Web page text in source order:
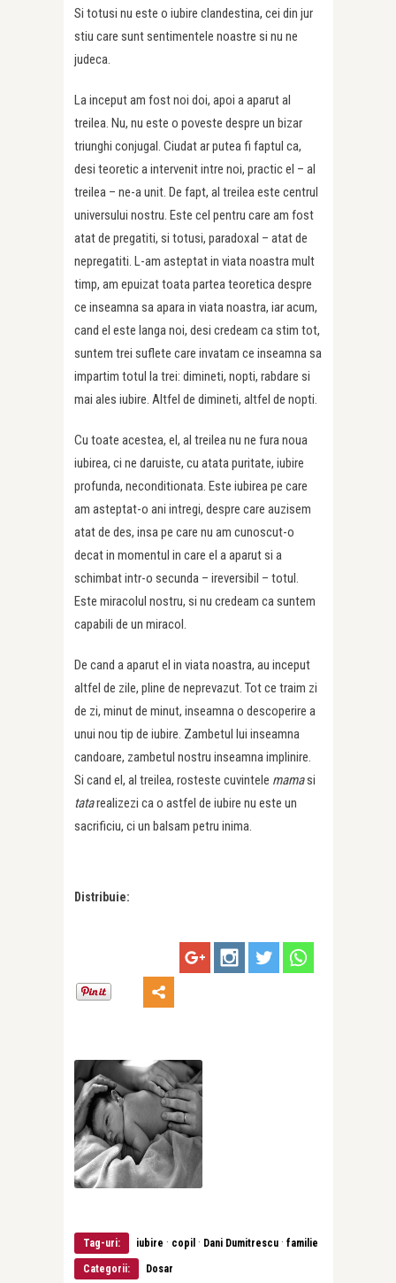
Si totusi nu este o iubire clandestina, cei din jur
stiu care sunt sentimentele noastre si nu ne
judeca.
La inceput am fost noi doi, apoi a aparut al
treilea. Nu, nu este o poveste despre un bizar
triunghi conjugal. Ciudat ar putea fi faptul ca,
desi teoretic a intervenit intre noi, practic el – al
treilea – ne-a unit. De fapt, al treilea este centrul
universului nostru. Este cel pentru care am fost
atat de pregatiti, si totusi, paradoxal – atat de
nepregatiti. L-am asteptat in viata noastra mult
timp, am epuizat toata partea teoretica despre
ce inseamna sa apara in viata noastra, iar acum,
cand el este langa noi, desi credeam ca stim tot,
suntem trei suflete care invatam ce inseamna sa
impartim totul la trei: dimineti, nopti, rabdare si
mai ales iubire. Altfel de dimineti, altfel de nopti.
Cu toate acestea, el, al treilea nu ne fura noua
iubirea, ci ne daruiste, cu atata puritate, iubire
profunda, neconditionata. Este iubirea pe care
am asteptat-o ani intregi, despre care auzisem
atat de des, insa pe care nu am cunoscut-o
decat in momentul in care el a aparut si a
schimbat intr-o secunda – ireversibil – totul.
Este miracolul nostru, si nu credeam ca suntem
capabili de un miracol.
De cand a aparut el in viata noastra, au inceput
altfel de zile, pline de neprevazut. Tot ce traim zi
de zi, minut de minut, inseamna o descoperire a
unui nou tip de iubire. Zambetul lui inseamna
candoare, zambetul nostru inseamna implinire.
Si cand el, al treilea, rosteste cuvintele mamasi
tatarealizezi ca o astfel de iubire nu este un
sacrificiu, ci un balsam petru inima.
Distribuie:
Tag-uri: iubire · copil · Dani Dumitrescu · familie
Categorii: Dosar